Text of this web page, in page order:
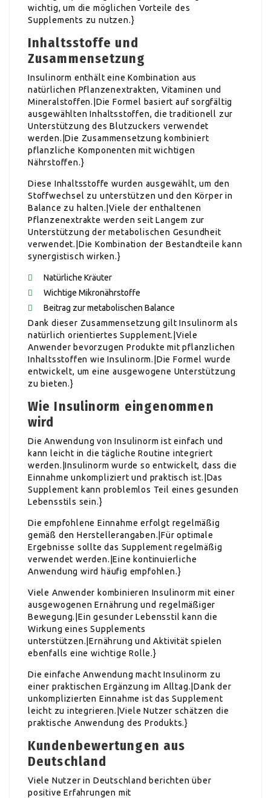
wichtig, um die möglichen Vorteile des
Supplements zu nutzen.}
Inhaltsstoffe und
Zusammensetzung
Insulinorm enthält eine Kombination aus
natürlichen Pflanzenextrakten, Vitaminen und
Mineralstoffen.|Die Formel basiert auf sorgfältig
ausgewählten Inhaltsstoffen, die traditionell zur
Unterstützung des Blutzuckers verwendet
werden.|Die Zusammensetzung kombiniert
pflanzliche Komponenten mit wichtigen
Nährstoffen.}
Diese Inhaltsstoffe wurden ausgewählt, um den
Stoffwechsel zu unterstützen und den Körper in
Balance zu halten.|Viele der enthaltenen
Pflanzenextrakte werden seit Langem zur
Unterstützung der metabolischen Gesundheit
verwendet.|Die Kombination der Bestandteile kann
synergistisch wirken.}
Natürliche Kräuter
Wichtige Mikronährstoffe
Beitrag zur metabolischen Balance
Dank dieser Zusammensetzung gilt Insulinorm als
natürlich orientiertes Supplement.|Viele
Anwender bevorzugen Produkte mit pflanzlichen
Inhaltsstoffen wie Insulinorm.|Die Formel wurde
entwickelt, um eine ausgewogene Unterstützung
zu bieten.}
Wie Insulinorm eingenommen
wird
Die Anwendung von Insulinorm ist einfach und
kann leicht in die tägliche Routine integriert
werden.|Insulinorm wurde so entwickelt, dass die
Einnahme unkompliziert und praktisch ist.|Das
Supplement kann problemlos Teil eines gesunden
Lebensstils sein.}
Die empfohlene Einnahme erfolgt regelmäßig
gemäß den Herstellerangaben.|Für optimale
Ergebnisse sollte das Supplement regelmäßig
verwendet werden.|Eine kontinuierliche
Anwendung wird häufig empfohlen.}
Viele Anwender kombinieren Insulinorm mit einer
ausgewogenen Ernährung und regelmäßiger
Bewegung.|Ein gesunder Lebensstil kann die
Wirkung eines Supplements
unterstützen.|Ernährung und Aktivität spielen
ebenfalls eine wichtige Rolle.}
Die einfache Anwendung macht Insulinorm zu
einer praktischen Ergänzung im Alltag.|Dank der
unkomplizierten Einnahme ist das Supplement
leicht zu integrieren.|Viele Nutzer schätzen die
praktische Anwendung des Produkts.}
Kundenbewertungen aus
Deutschland
Viele Nutzer in Deutschland berichten über
positive Erfahrungen mit